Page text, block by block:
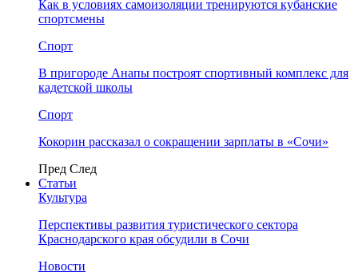
Как в условиях самоизоляции тренируются кубанские
спортсмены
Спорт
В пригороде Анапы построят спортивный комплекс для
кадетской школы
Спорт
Кокорин рассказал о сокращении зарплаты в «Сочи»
Пред След
Статьи
Культура
Перспективы развития туристического сектора
Краснодарского края обсудили в Сочи
Новости